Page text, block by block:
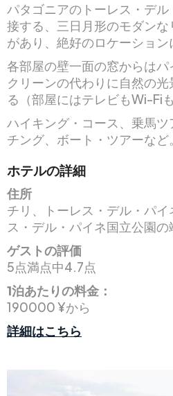
パタゴニアのトーレス・デ
接する、三日月形のモダン
があり、絶好のロケーション
各部屋の壁一面の窓からは
クリーンの代わりに自然の
る（部屋にはテレビもWi-Fiも
ハイキング・コース、乗馬
チング、ボート・ツアーなど。
ホテルの詳細
住所
チリ、トーレス・デル・パ
ス・デル・パイネ国立公園の
ゲストの評価
5点満点中4.7点
1泊あたりの料金：
190000 ¥から
詳細はこちら